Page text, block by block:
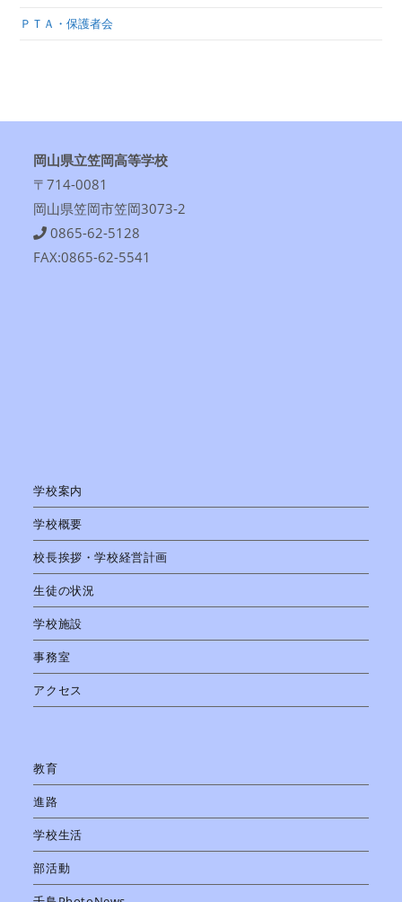
ＰＴＡ・保護者会
岡山県立笠岡高等学校
〒714-0081
岡山県笠岡市笠岡3073-2
0865-62-5128
FAX:0865-62-5541
学校案内
学校概要
校長挨拶・学校経営計画
生徒の状況
学校施設
事務室
アクセス
教育
進路
学校生活
部活動